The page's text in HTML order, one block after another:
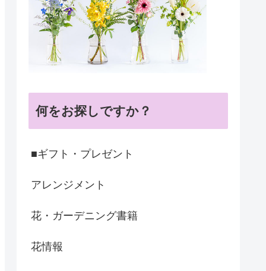
何をお探しですか？
■ギフト・プレゼント
アレンジメント
花・ガーデニング書籍
花情報